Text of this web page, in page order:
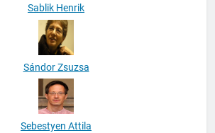
Sablik Henrik
Sándor Zsuzsa
Sebestyen Attila